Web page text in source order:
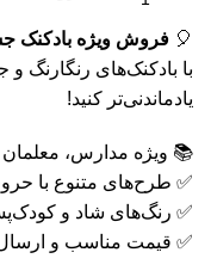
🎈 فروش ویژه بادکنک
با بادکنک‌های رنگارنگ
یادماندنی‌تر کنید!
📚 ویژه مدارس، معلمان
✅ طرح‌های متنوع با
✅ رنگ‌های شاد و
✅ قیمت مناسب و